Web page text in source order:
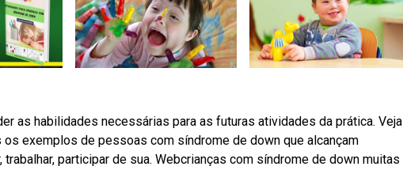
as habilidades necessárias para as futuras atividades da prática. Veja
exemplos de pessoas com síndrome de down que alcançam
participar de sua. Webcrianças com síndrome de down muitas